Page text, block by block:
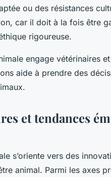
ou des résistances
car il doit à la fois être
rigoureuse.
engage vétérinaires
aide à prendre des
et tendances
s’oriente vers des
animal. Parmi les axes